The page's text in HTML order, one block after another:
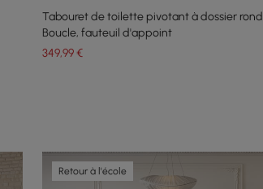
Tabouret de toilette pivotant à dossier rond
Boucle, fauteuil d'appoint
349,99€
Retour à l'école